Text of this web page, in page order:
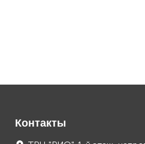
Контакты